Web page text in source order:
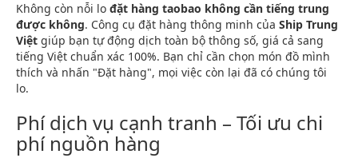
Không còn nỗi lo đặt hàng taobao không cần tiếng trung
được không. Công cụ đặt hàng thông minh của Ship Trung
Việt giúp bạn tự động dịch toàn bộ thông số, giá cả sang
tiếng Việt chuẩn xác 100%. Bạn chỉ cần chọn món đồ mình
thích và nhấn "Đặt hàng", mọi việc còn lại đã có chúng tôi
lo.
Phí dịch vụ cạnh tranh – Tối ưu chi
phí nguồn hàng